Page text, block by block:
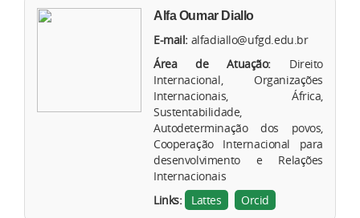
Alfa Oumar Diallo
E-mail: alfadiallo@ufgd.edu.br
Área de Atuação:
Direito
Internacional, Organizações
Internacionais, África,
Sustentabilidade,
Autodeterminação dos povos,
Cooperação Internacional para
desenvolvimento e Relações
Internacionais
Links:
Lattes Orcid